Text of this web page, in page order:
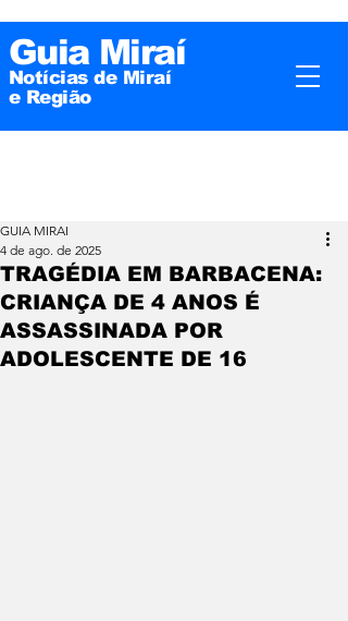
Guia Miraí
Notícias de Miraí
e Região
TRAGÉDIA EM BARBACENA:
CRIANÇA DE 4 ANOS É
ASSASSINADA POR
ADOLESCENTE DE 16
GUIA MIRAI
4 de ago. de 2025